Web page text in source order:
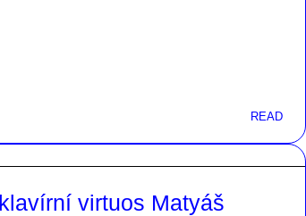
READ
virtuos Matyáš